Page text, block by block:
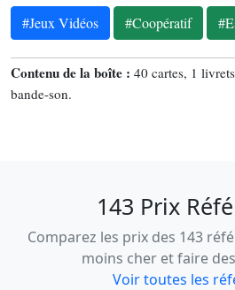
#Jeux Vidéos #Coopératif
Contenu de la boîte : 40 cartes, 1
bande-son.
143 Prix
Comparez les prix des 143
moins cher et faire
Voir toutes les